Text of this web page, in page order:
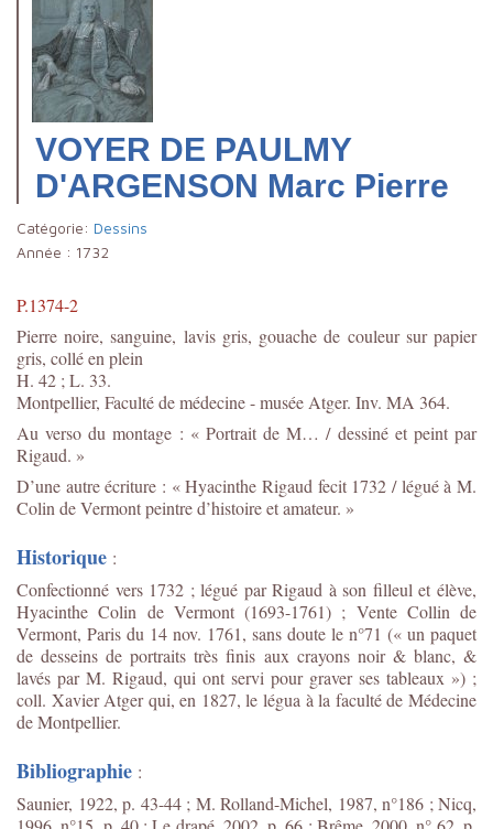
VOYER DE PAULMY
D'ARGENSON Marc Pierre
Catégorie: Dessins
Année : 1732
P.1374-2
Pierre noire, sanguine, lavis gris, gouache de couleur sur papier
gris, collé en plein
H. 42 ; L. 33.
Montpellier, Faculté de médecine - musée Atger. Inv. MA 364.
Au verso du montage : « Portrait de M… / dessiné et peint par
Rigaud. »
D’une autre écriture : « Hyacinthe Rigaud fecit 1732 / légué à M.
Colin de Vermont peintre d’histoire et amateur. »
Historique :
Confectionné vers 1732 ; légué par Rigaud à son filleul et élève,
Hyacinthe Colin de Vermont (1693-1761) ; Vente Collin de
Vermont, Paris du 14 nov. 1761, sans doute le n°71 (« un paquet
de desseins de portraits très finis aux crayons noir & blanc, &
lavés par M. Rigaud, qui ont servi pour graver ses tableaux ») ;
coll. Xavier Atger qui, en 1827, le légua à la faculté de Médecine
de Montpellier.
Bibliographie :
Saunier, 1922, p. 43-44 ; M. Rolland-Michel, 1987, n°186 ; Nicq,